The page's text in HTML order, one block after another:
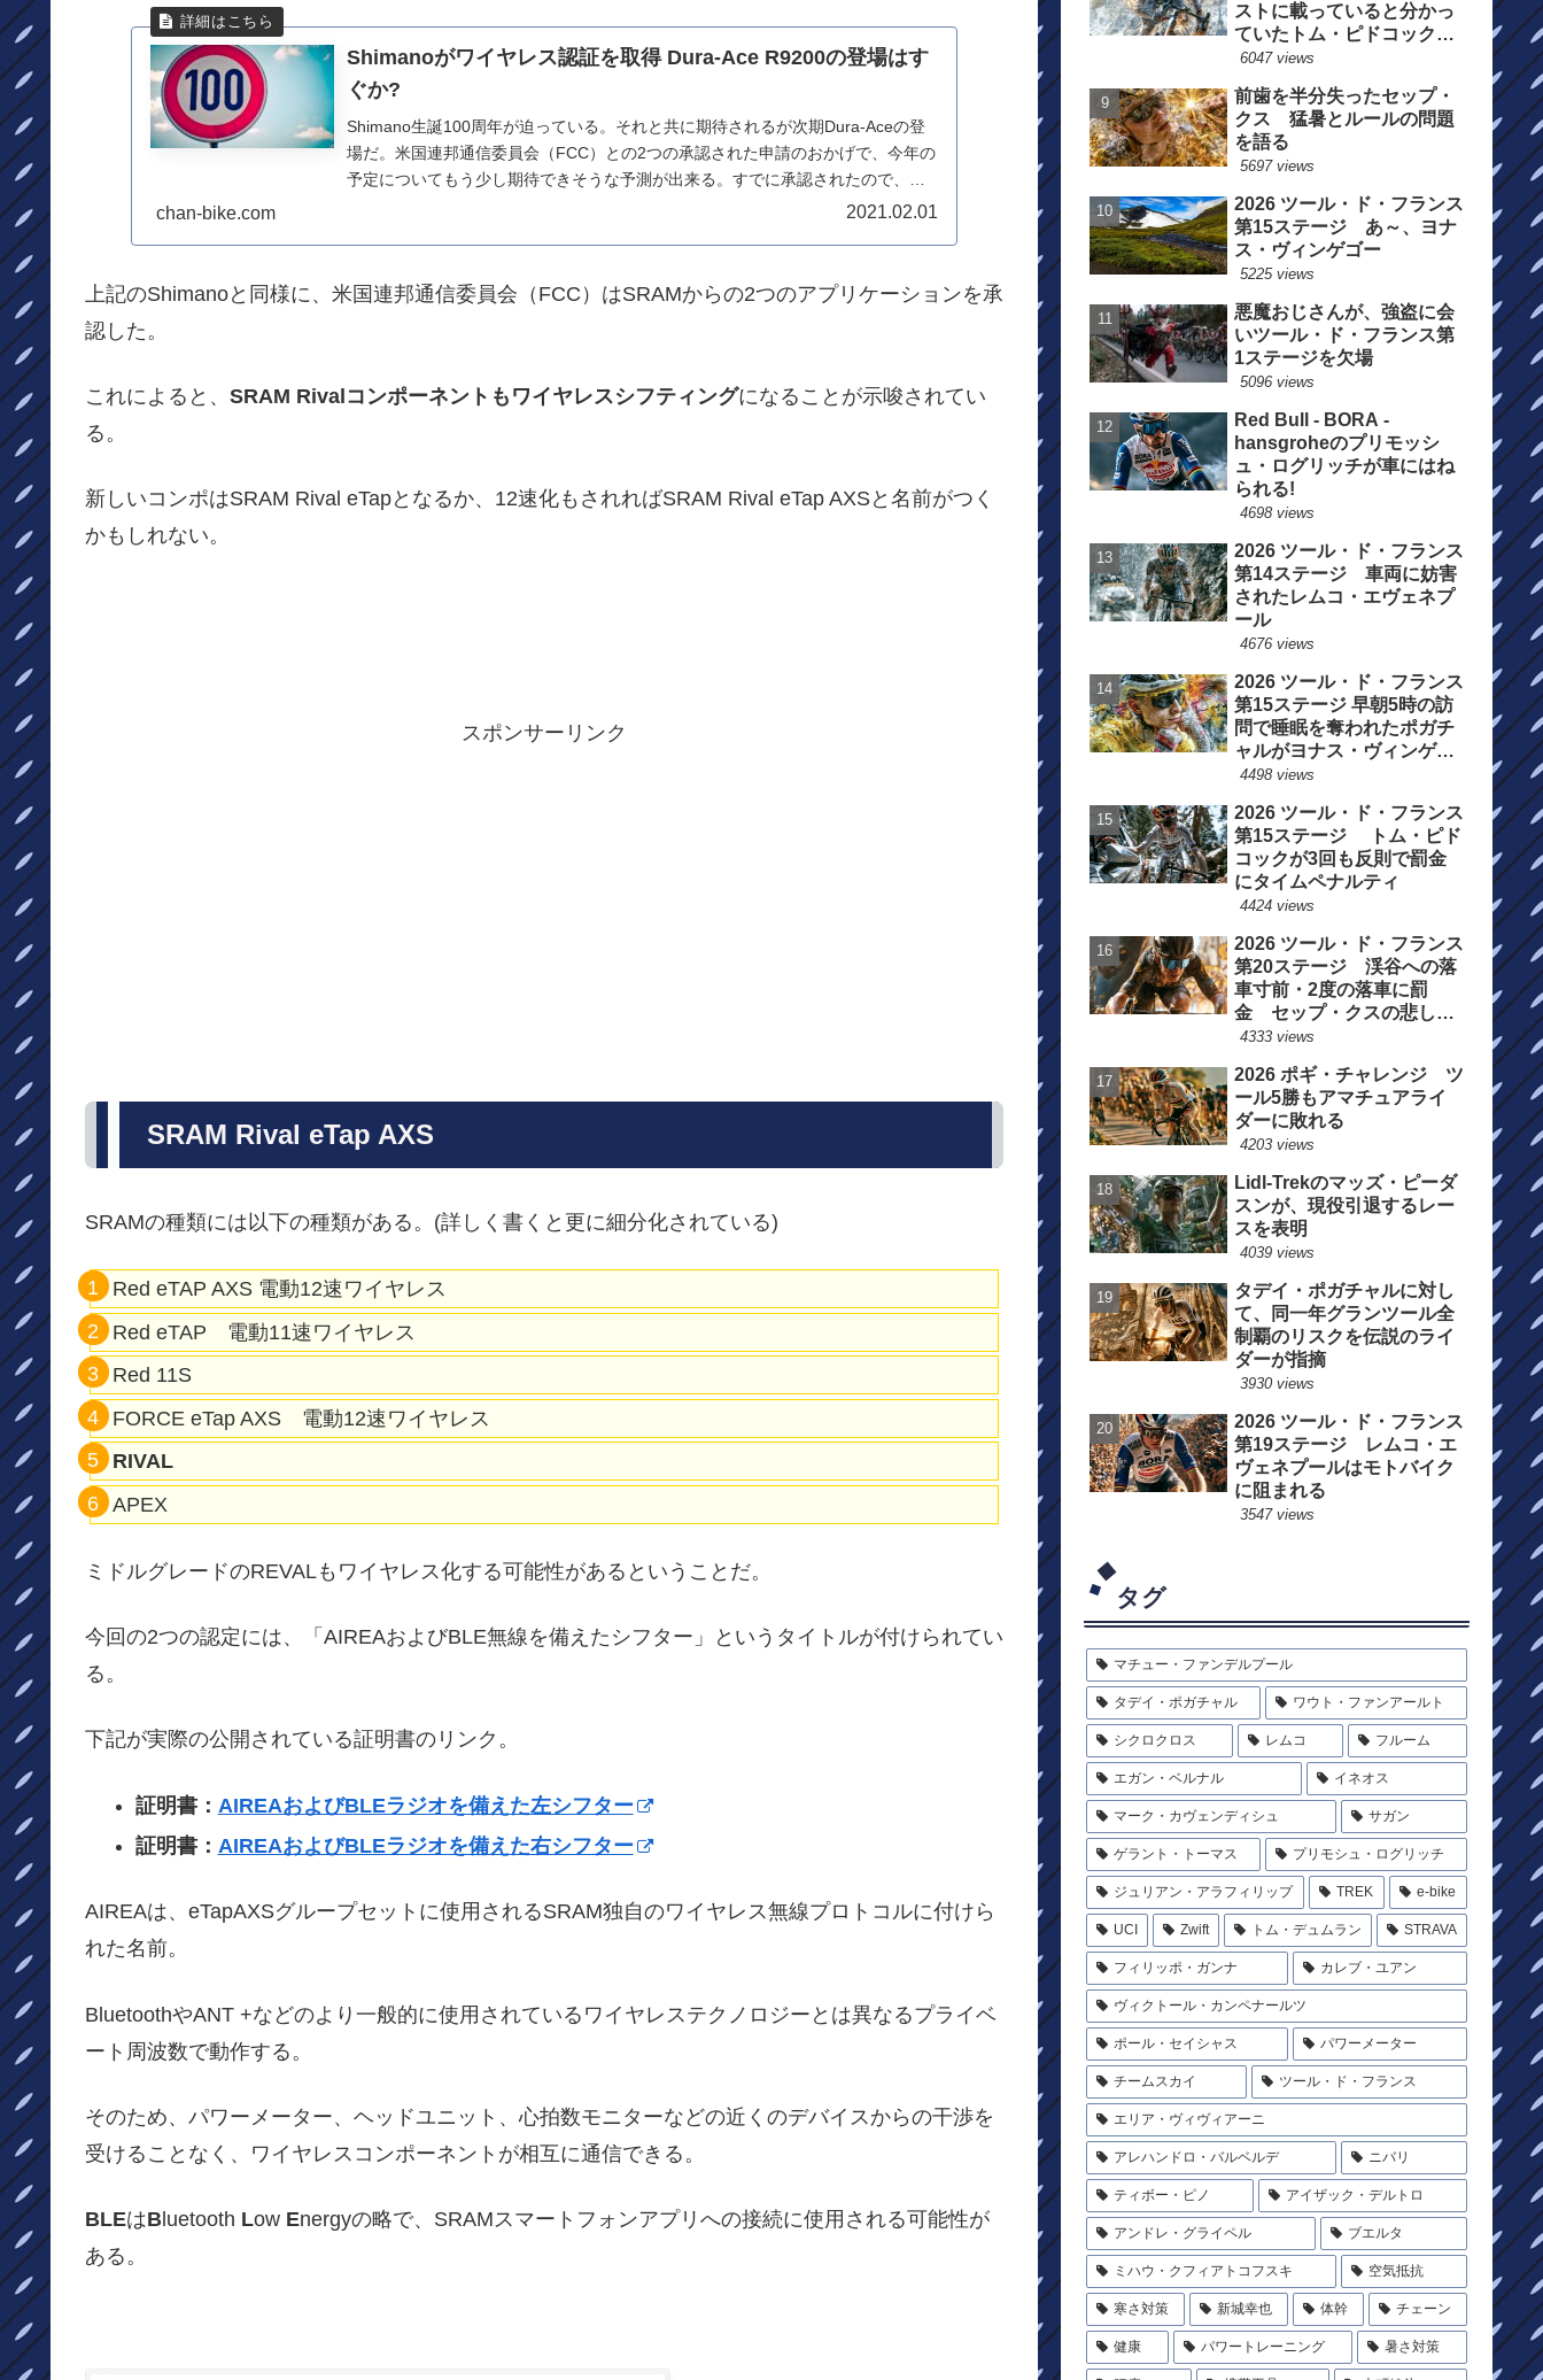
Shimanoがワイヤレス認証を取得 Dura-Ace R9200の登場はす
ぐか?
Shimano生誕100周年が迫っている。それと共に期待されるが次期Dura-Aceの登
場だ。米国連邦通信委員会（FCC）との2つの承認された申請のおかげで、今年の
予定についてもう少し期待できそうな予測が出来る。すでに承認されたので、今
chan-bike.com 2021.02.01
上記のShimanoと同様に、米国連邦通信委員会（FCC）はSRAMからの2つのアプリケーションを承
認した。
これによると、 SRAM Rivalコンポーネントもワイヤレスシフティングになることが示唆されてい
る。
新しいコンポはSRAM Rival eTapとなるか、12速化もされればSRAM Rival eTap AXSと名前がつく
かもしれない。
スポンサーリンク
SRAM Rival eTap AXS
SRAMの種類には以下の種類がある。(詳しく書くと更に細分化されている)
Red eTAP AXS 電動12速ワイヤレス
Red eTAP 電動11速ワイヤレス
Red 11S
FORCE eTap AXS 電動12速ワイヤレス
RIVAL
APEX
ミドルグレードのREVALもワイヤレス化する可能性があるということだ。
今回の2つの認定には、「AIREAおよびBLE無線を備えたシフター」というタイトルが付けられてい
る。
下記が実際の公開されている証明書のリンク。
証明書： AIREAおよびBLEラジオを備えた左シフター
証明書： AIREAおよびBLEラジオを備えた右シフター
AIREAは、eTapAXSグループセットに使用されるSRAM独自のワイヤレス無線プロトコルに付けら
れた名前。
BluetoothやANT +などのより一般的に使用されているワイヤレステクノロジーとは異なるプライベ
ート周波数で動作する。
そのため、パワーメーター、ヘッドユニット、心拍数モニターなどの近くのデバイスからの干渉を
受けることなく、ワイヤレスコンポーネントが相互に通信できる。
BLEはBluetooth Low Energyの略で、SRAMスマートフォンアプリへの接続に使用される可能性が
ある。
ストに載っていると分かっ
ていたトム・ピドコックは
総合順位死守に
6047 views
前歯を半分失ったセップ・
クス 猛暑とルールの問題
を語る
5697 views
2026 ツール・ド・フランス
第15ステージ あ～、ヨナ
ス・ヴィンゲゴー
5225 views
悪魔おじさんが、強盗に会
いツール・ド・フランス第
1ステージを欠場
5096 views
Red Bull - BORA -
hansgroheのプリモッシ
ュ・ログリッチが車にはね
られる!
4698 views
2026 ツール・ド・フランス
第14ステージ 車両に妨害
されたレムコ・エヴェネプ
ール
4676 views
2026 ツール・ド・フランス
第15ステージ 早朝5時の訪
問で睡眠を奪われたポガチ
ャルがヨナス・ヴィンゲゴ
ーの離脱を惜しむ
4498 views
2026 ツール・ド・フランス
第15ステージ トム・ピド
コックが3回も反則で罰金
にタイムペナルティ
4424 views
2026 ツール・ド・フランス
第20ステージ 渓谷への落
車寸前・2度の落車に罰
金 セップ・クスの悲しい
一日
4333 views
2026 ポギ・チャレンジ ツ
ール5勝もアマチュアライ
ダーに敗れる
4203 views
Lidl-Trekのマッズ・ピーダ
スンが、現役引退するレー
スを表明
4039 views
タデイ・ポガチャルに対し
て、同一年グランツール全
制覇のリスクを伝説のライ
ダーが指摘
3930 views
2026 ツール・ド・フランス
第19ステージ レムコ・エ
ヴェネプールはモトバイク
に阻まれる
3547 views
タグ
マチュー・ファンデルプール
タデイ・ポガチャル ワウト・ファンアールト
シクロクロス レムコ フルーム
エガン・ベルナル イネオス
マーク・カヴェンディシュ サガン
ゲラント・トーマス プリモシュ・ログリッチ
ジュリアン・アラフィリップ TREK e-bike
UCI Zwift トム・デュムラン STRAVA
フィリッポ・ガンナ カレブ・ユアン
ヴィクトール・カンペナールツ
ポール・セイシャス パワーメーター
チームスカイ ツール・ド・フランス
エリア・ヴィヴィアーニ
アレハンドロ・バルベルデ ニバリ
ティボー・ピノ アイザック・デルトロ
アンドレ・グライペル ブエルタ
ミハウ・クフィアトコフスキ 空気抵抗
寒さ対策 新城幸也 体幹 チェーン
健康 パワートレーニング 暑さ対策